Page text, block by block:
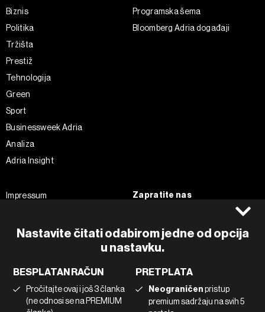
Nastavite čitati odabirom jedne od opcija
u nastavku.
BESPLATAN RAČUN
Pročitajte ovaj i još 3 članka
(ne odnosi se na PREMIUM
PRETPLATA
Neograničenpristup
premium sadržaju na svih 5
Biznis
Politika
Tržišta
Prestiž
Tehnologija
Green
Sport
Businessweek Adria
Analiza
Adria Insight
Programska šema
Bloomberg Adria događaji
Impressum
Pravila privatnosti
Korištenje umjetne inteligencije
Zapratite nas
Instagram
Twitter
Tiktok